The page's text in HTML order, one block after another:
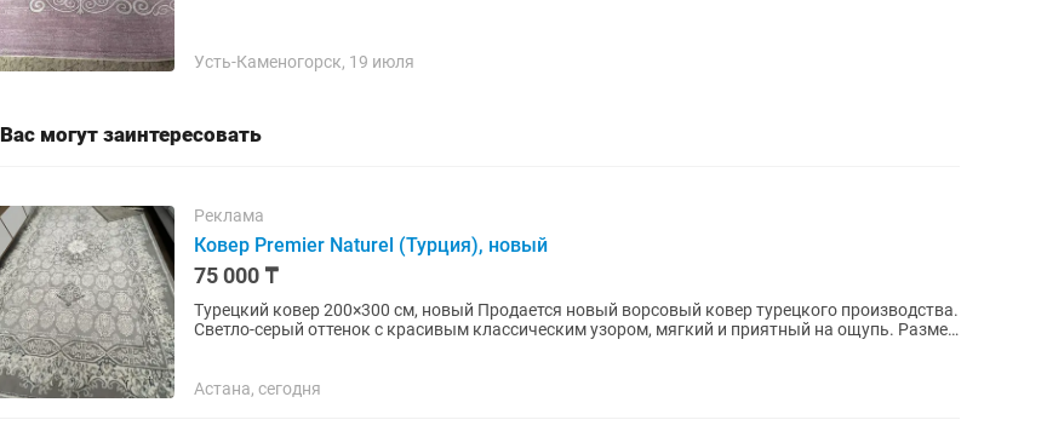
Усть-Каменогорск, 19 июля
Вас могут заинтересовать
Реклама
Ковер Premier Naturel (Турция), новый
75 000 ₸
Турецкий ковер 200×300 см, новый Продается новый ворсовый ковер турецкого производства.
Светло-серый оттенок с красивым классическим узором, мягкий и приятный на ощупь. Размер
Астана, сегодня